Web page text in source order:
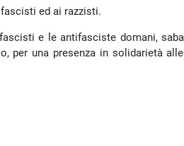
ed ai razzisti.
e le antifasciste domani,
per una presenza in solidarietà